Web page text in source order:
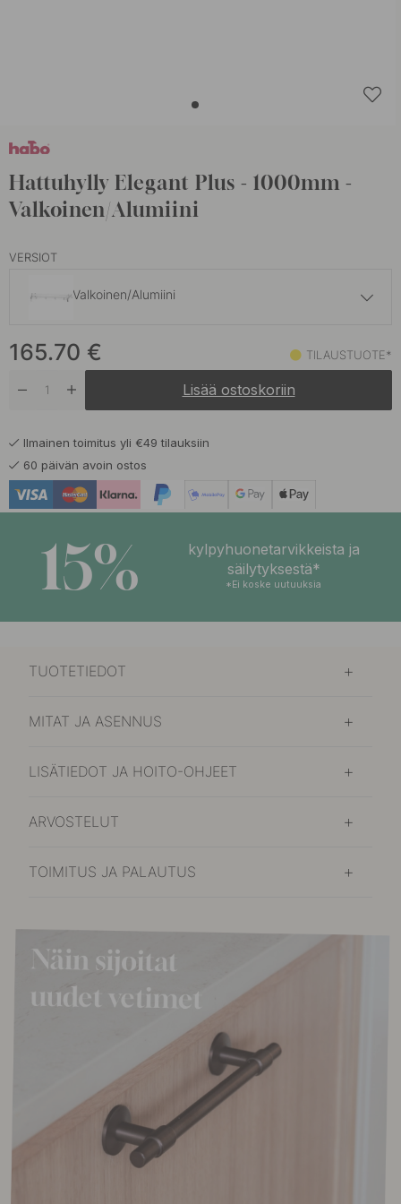
Hattuhylly Elegant Plus - 1000mm -
Valkoinen/Alumiini
VERSIOT
Valkoinen/Alumiini
Musta Tilaustuote*
Musta/Alumiini Tilaustuote*
Tammi/Musta
Tammi/Alumiini 193.90 €
165.70 € TILAUSTUOTE*
Lisää ostoskoriin
Ilmainen toimitus yli €49 tilauksiin
60 päivän avoin ostos
15%
kylpyhuonetarvikkeista ja
säilytyksestä*
*Ei koske uutuuksia
TUOTETIEDOT
MITAT JA ASENNUS
LISÄTIEDOT JA HOITO-OHJEET
ARVOSTELUT
TOIMITUS JA PALAUTUS